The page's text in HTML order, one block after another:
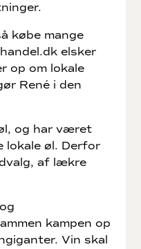
købe mange
elsker
op om lokale
René i den
og har været
lokale øl. Derfor
af lækre
kampen op
Vin skal